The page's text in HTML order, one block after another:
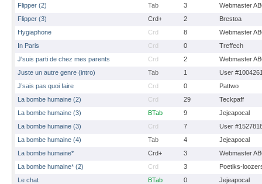
Flipper (2)
Tab 3
Webmaster
Flipper (3)
Crd+ 2
Brestoa
Hygiaphone
Crd 8
Webmaster
In Paris
Crd 0
Treffech
J'suis parti de chez mes parents
Crd 2
Webmaster
Juste un autre genre (intro)
Tab 1
User
J’sais pas quoi faire
Crd 0
Pattwo
La bombe humaine (2)
Crd 29
Teckpaff
La bombe humaine (3)
BTab 9
Jejeapocal
La bombe humaine (3)
Crd 7
User
La bombe humaine (4)
Tab 4
Jejeapocal
La bombe humaine*
Crd+ 3
Webmaster
La bombe humaine* (2)
Crd 3
Poetiks-
Le chat
BTab 0
Jejeapocal